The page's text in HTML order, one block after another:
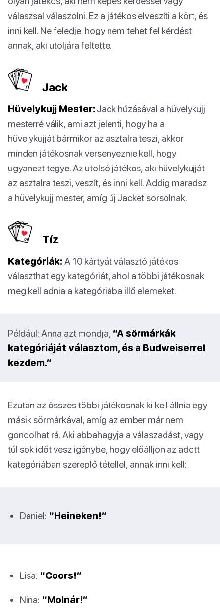
válaszsal válaszolni. Ez a játékos elveszíti a kört, és
inni kell. Ne feledje, hogy nem tehet fel kérdést
annak, aki utoljára feltette.
Jack
Hüvelykujj Mester: Jack húzásával a hüvelykujj
mesterré válik, ami azt jelenti, hogy ha a
hüvelykujját bármikor az asztalra teszi, akkor
minden játékosnak versenyeznie kell, hogy
ugyanezt tegye. Az utolsó játékos, aki hüvelykujját
az asztalra teszi, veszít, és inni kell. Addig maradsz
a hüvelykujj mester, amíg új Jacket sorsolnak.
Tíz
Kategóriák: A 10 kártyát választó játékos
választhat egy kategóriát, ahol a többi játékosnak
meg kell adnia a kategóriába illő elemeket.
Például: Anna azt mondja, “A sörmárkák
kategóriáját választom, és a Budweiserrel
kezdem.”
Ezután az összes többi játékosnak ki kell állnia egy
másik sörmárkával, amíg az ember már nem
gondolhat rá. Aki abbahagyja a válaszadást, vagy
túl sok időt vesz igénybe, hogy előálljon az adott
kategóriában szereplő tétellel, annak inni kell:
Daniel: “Heineken!”
Lisa: “Coors!”
Nina: “Molnár!”